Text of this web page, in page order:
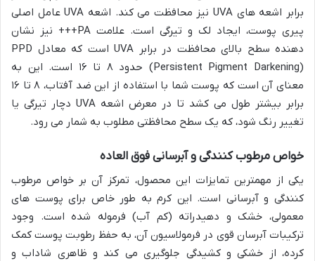
برابر اشعه های UVA نیز محافظت می کند. اشعه UVA عامل اصلی
پیری پوست، ایجاد لک و تیرگی است. علامت PA+++ نیز نشان
دهنده سطح بالای محافظت در برابر UVA است که معادل PPD
(Persistent Pigment Darkening) حدود ۸ تا ۱۶ است. این به
معنای آن است که پوست شما با استفاده از این ضد آفتاب، ۸ تا ۱۶
برابر بیشتر طول می کشد تا در معرض اشعه UVA دچار تیرگی یا
تغییر رنگ شود، که یک سطح محافظتی مطلوب به شمار می رود.
خواص مرطوب کنندگی و آبرسانی فوق العاده
یکی از مهمترین تمایزات این محصول، تمرکز آن بر خواص مرطوب
کنندگی و آبرسانی است. این کرم به طور خاص برای پوست های
معمولی، خشک و دهیدراته (کم آب) فرموله شده است. وجود
ترکیبات آبرسان قوی در فرمولاسیون آن، به حفظ رطوبت پوست کمک
کرده، از خشکی و کشیدگی جلوگیری می کند و ظاهری شاداب و